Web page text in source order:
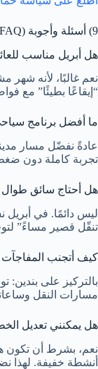
9) أسئلة وأجوبة (FAQ) 🤝
هل أبريل مناسب
نعم غالبًا، لأنه
“إيقاعًا بطيئًا” مع
ما أفضل برنامج سياحي
عادةً نفضّل مسار
تجربة كاملة دون
هل أحتاج سائق طوال
ليس دائمًا. في
تنقّل قصير مساءً”
كيف أتجنب المفاجآت
بالتركيز على بندين:
مسارات النقل
هل يمكنني تعديل
نعم، بشرط أن تكون
أنشطة خفيفة. لهذا